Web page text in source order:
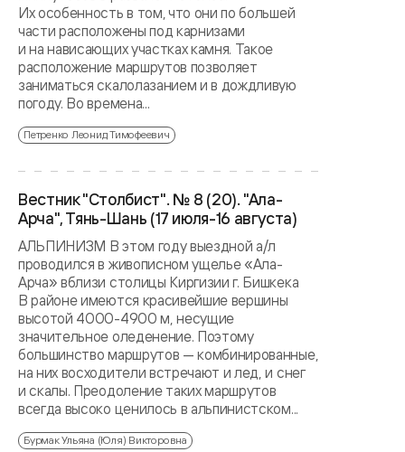
Их особенность в том, что они по большей
части расположены под карнизами
и на нависающих участках камня. Такое
расположение маршрутов позволяет
заниматься скалолазанием и в дождливую
погоду. Во времена...
Петренко Леонид Тимофеевич
Вестник "Столбист". № 8 (20). "Ала-
Арча", Тянь-Шань (17 июля-16 августа)
АЛЬПИНИЗМ В этом году выездной а/л
проводился в живописном ущелье «Ала-
Арча» вблизи столицы Киргизии г. Бишкека
В районе имеются красивейшие вершины
высотой 4000-4900 м, несущие
значительное оледенение. Поэтому
большинство маршрутов — комбинированные,
на них восходители встречают и лед, и снег
и скалы. Преодоление таких маршрутов
всегда высоко ценилось в альпинистском...
Бурмак Ульяна (Юля) Викторовна